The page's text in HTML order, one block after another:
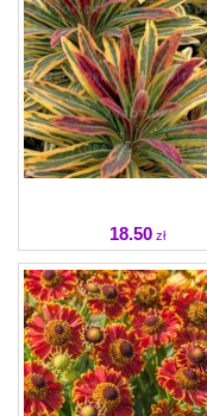
18.50 zł